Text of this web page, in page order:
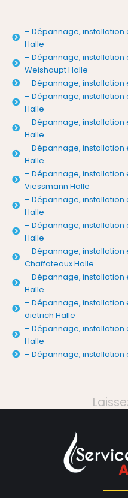
– Dépannage,
Halle
– Dépannage,
Weishaupt Halle
– Dépannage, installation
– Dépannage,
Halle
– Dépannage,
Halle
– Dépannage,
Halle
– Dépannage,
Viessmann Halle
– Dépannage,
Halle
– Dépannage,
Halle
– Dépannage,
Chaffoteaux Halle
– Dépannage,
Halle
– Dépannage,
dietrich Halle
– Dépannage,
Halle
– Dépannage, installation